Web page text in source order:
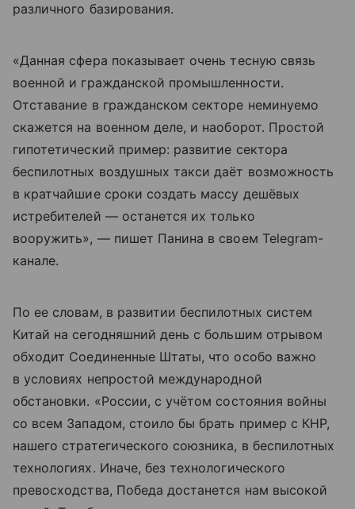
различного базирования.
«Данная сфера показывает очень тесную связь
военной и гражданской промышленности.
Отставание в гражданском секторе неминуемо
скажется на военном деле, и наоборот. Простой
гипотетический пример: развитие сектора
беспилотных воздушных такси даёт возможность
в кратчайшие сроки создать массу дешёвых
истребителей — останется их только
вооружить», — пишет Панина в своем Telegram-
канале.
По ее словам, в развитии беспилотных систем
Китай на сегодняшний день с большим отрывом
обходит Соединенные Штаты, что особо важно
в условиях непростой международной
обстановки. «России, с учётом состояния войны
со всем Западом, стоило бы брать пример с КНР,
нашего стратегического союзника, в беспилотных
технологиях. Иначе, без технологического
превосходства, Победа достанется нам высокой